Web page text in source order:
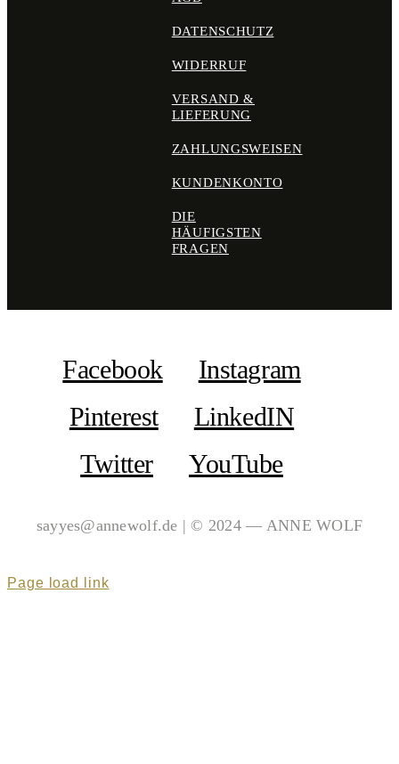
DATENSCHUTZ
WIDERRUF
VERSAND &
LIEFERUNG
ZAHLUNGSWEISEN
KUNDENKONTO
DIE
HÄUFIGSTEN
FRAGEN
Facebook
Instagram
Pinterest
LinkedIN
Twitter
YouTube
sayyes@annewolf.de | © 2024 — ANNE WOLF
Page load link